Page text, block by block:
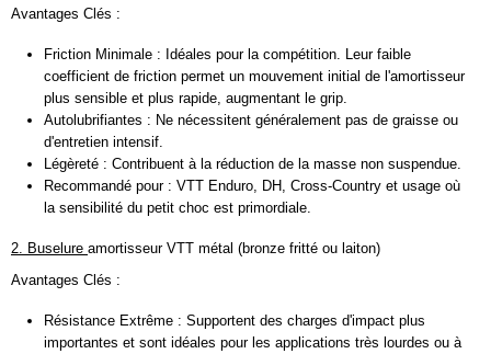
Avantages Clés :
Friction Minimale : Idéales pour la compétition. Leur faible
coefficient de friction permet un mouvement initial de l'amortisseur
plus sensible et plus rapide, augmentant le grip.
Autolubrifiantes : Ne nécessitent généralement pas de graisse ou
d'entretien intensif.
Légèreté : Contribuent à la réduction de la masse non suspendue.
Recommandé pour : VTT Enduro, DH, Cross-Country et usage où
la sensibilité du petit choc est primordiale.
2. Buselure amortisseur VTT métal (bronze fritté ou laiton)
Avantages Clés :
Résistance Extrême : Supportent des charges d'impact plus
importantes et sont idéales pour les applications très lourdes ou à